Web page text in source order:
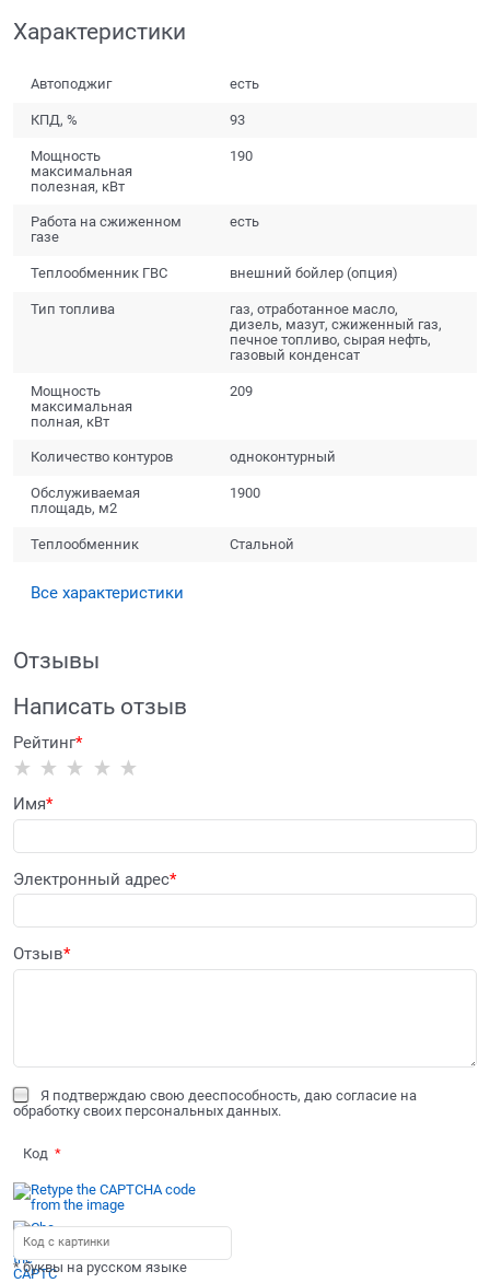
Характеристики
Автоподжиг есть
КПД, % 93
Мощность
максимальная
полезная, кВт
190
Работа на сжиженном
газе
есть
Теплообменник ГВС внешний бойлер (опция)
Тип топлива
газ, отработанное масло,
дизель, мазут, сжиженный газ,
печное топливо, сырая нефть,
газовый конденсат
Мощность
максимальная
полная, кВт
209
Количество контуров одноконтурный
Обслуживаемая
площадь, м2
1900
Теплообменник Стальной
Все характеристики
Отзывы
Написать отзыв
Рейтинг
Имя
Электронный адрес
Отзыв
Я подтверждаю свою дееспособность, даю согласие на
обработку своих персональных данных.
Код
* буквы на русском языке